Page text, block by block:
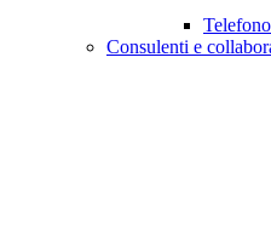
Consulenti e